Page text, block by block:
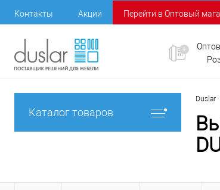
Контакты Акции Перейти в Оптовый
Каталог товаров
Duslar